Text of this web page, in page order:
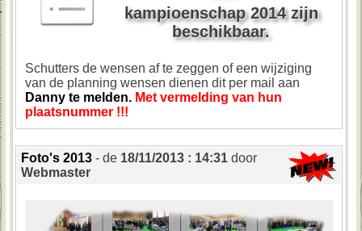
kampioenschap 2014 zijn
beschikbaar.
Schutters de wensen af te zeggen of een wijziging
van de planning wensen dienen dit per mail aan
Danny te melden. Met vermelding van hun
plaatsnummer !!!
Foto's 2013 - de 18/11/2013 : 14:31door
Webmaster